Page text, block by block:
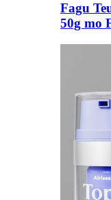
Fagu
50g mo